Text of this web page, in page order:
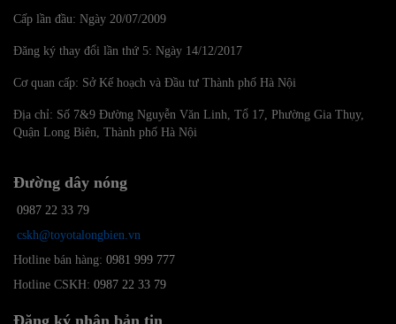
Cấp lần đầu: Ngày 20/07/2009
Đăng ký thay đổi lần thứ 5: Ngày 14/12/2017
Cơ quan cấp: Sở Kế hoạch và Đầu tư Thành phố Hà Nội
Địa chỉ: Số 7&9 Đường Nguyễn Văn Linh, Tổ 17, Phường Gia Thụy,
Quận Long Biên, Thành phố Hà Nội
Đường dây nóng
0987 22 33 79
cskh@toyotalongbien.vn
Hotline bán hàng: 0981 999 777
Hotline CSKH: 0987 22 33 79
Đăng ký nhận bản tin